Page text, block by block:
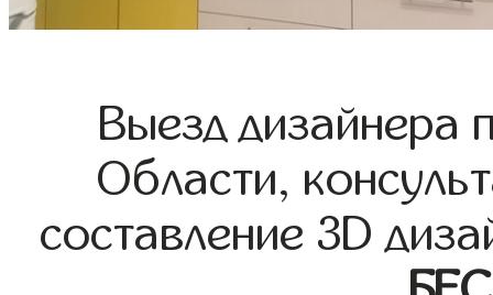
Выезд дизайнера
Области,
составление 3D